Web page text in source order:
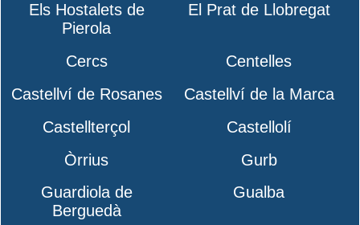
Els Hostalets de
Pierola
El Prat de Llobregat
Cercs
Centelles
Castellví de Rosanes
Castellví de la Marca
Castellterçol
Castellolí
Òrrius
Gurb
Guardiola de
Berguedà
Gualba